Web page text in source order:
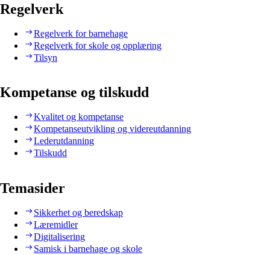
Regelverk
Regelverk for barnehage
Regelverk for skole og opplæring
Tilsyn
Kompetanse og tilskudd
Kvalitet og kompetanse
Kompetanseutvikling og videreutdanning
Lederutdanning
Tilskudd
Temasider
Sikkerhet og beredskap
Læremidler
Digitalisering
Samisk i barnehage og skole